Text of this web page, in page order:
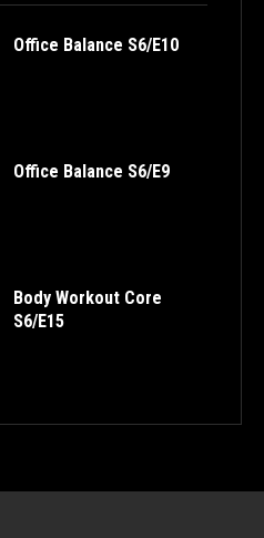
Office Balance S6/E10
Office Balance S6/E9
Body Workout Core
S6/E15